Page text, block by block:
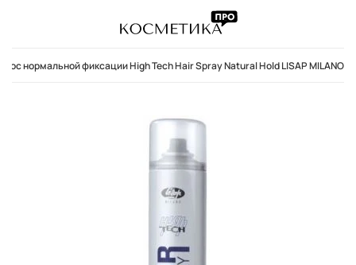
нормальной фиксации High Tech Hair Spray Natural Hold LISAP MILANO